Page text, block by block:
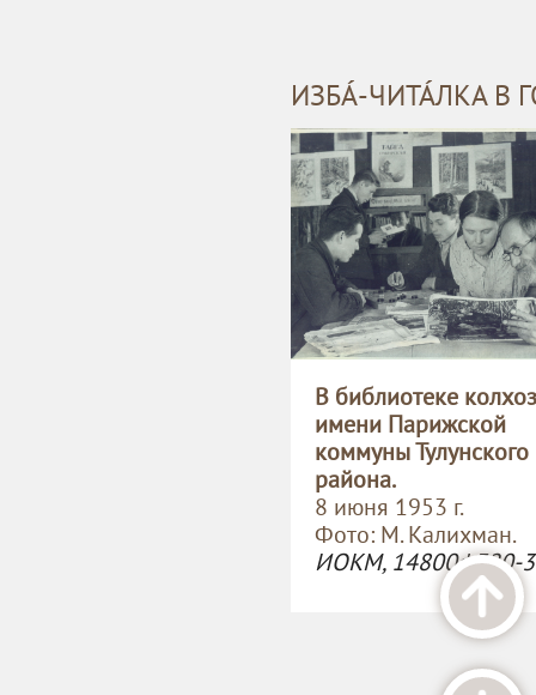
ИЗБА́-ЧИТА́ЛКА В
В библиотеке
имени Парижской
коммуны Тулунского
района.
8 июня 1953 г.
Фото: М. Калихман.
ИОКМ, 14800ф320-